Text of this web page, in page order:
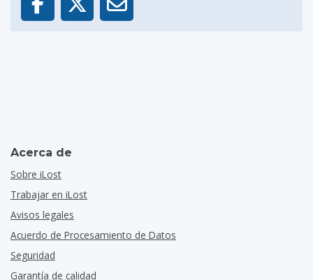
Acerca de
Sobre iLost
Trabajar en iLost
Avisos legales
Acuerdo de Procesamiento de Datos
Seguridad
Garantía de calidad